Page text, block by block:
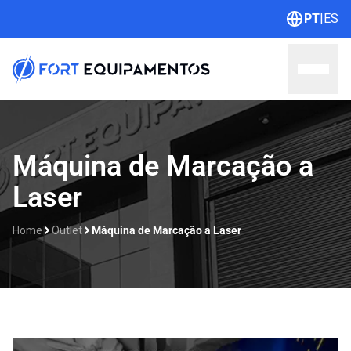
PT|ES
Home
Linhas
Catálogos
Máquina de Marcação a
Laser
Home Outlet Máquina de Marcação a Laser